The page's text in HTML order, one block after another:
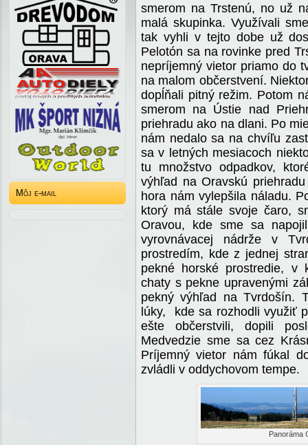
Môj e-mail
smerom na Trstenú, no už
malá skupinka. Využívali
tak vyhli v tejto dobe už
Pelotón sa na rovinke pred
nepríjemný vietor priamo do
na malom občerstvení.
dopĺňali pitný režim. Potom
smerom na Ústie nad
priehradu ako na dlani. Po
nám nedalo sa na chvíľu
sa v letných mesiacoch
tu množstvo odpadkov,
výhľad na Oravskú
hora nám vylepšila náladu.
ktorý má stále svoje čaro,
Oravou, kde sme sa
vyrovnávacej nádrže v
prostredím, kde z jednej
pekné horské prostredie, v
chaty s pekne upravenými
pekný výhľad na Tvrdošín.
lúky, kde sa rozhodli využiť
ešte občerstvili, dopili
Medvedzie sme sa cez
Príjemný vietor nám fúkal
zvládli v oddychovom tempe.
Panoráma